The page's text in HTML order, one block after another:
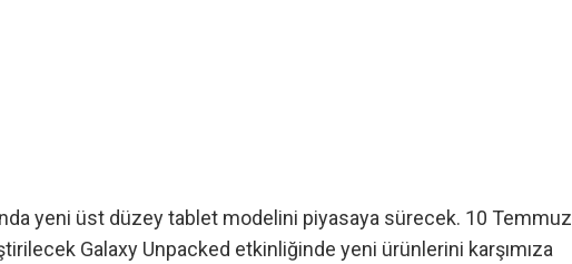
yeni üst düzey tablet modelini piyasaya sürecek. 10 Temmuz
Galaxy Unpacked etkinliğinde yeni ürünlerini karşımıza